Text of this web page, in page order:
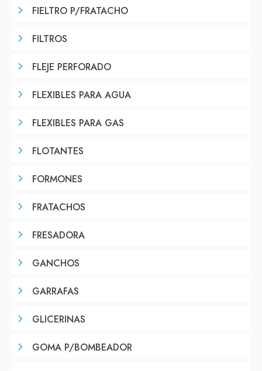
FIELTRO P/FRATACHO
FILTROS
FLEJE PERFORADO
FLEXIBLES PARA AGUA
FLEXIBLES PARA GAS
FLOTANTES
FORMONES
FRATACHOS
FRESADORA
GANCHOS
GARRAFAS
GLICERINAS
GOMA P/BOMBEADOR